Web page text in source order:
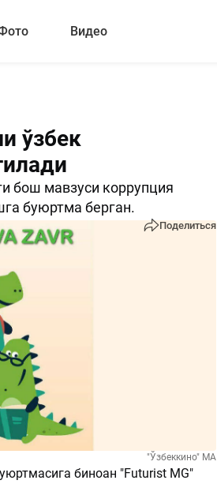
Видео
ўзбек
бош мавзуси коррупция
буюртма берган.
Поделиться
"Ўзбеккино" МА
биноан "Futurist MG"